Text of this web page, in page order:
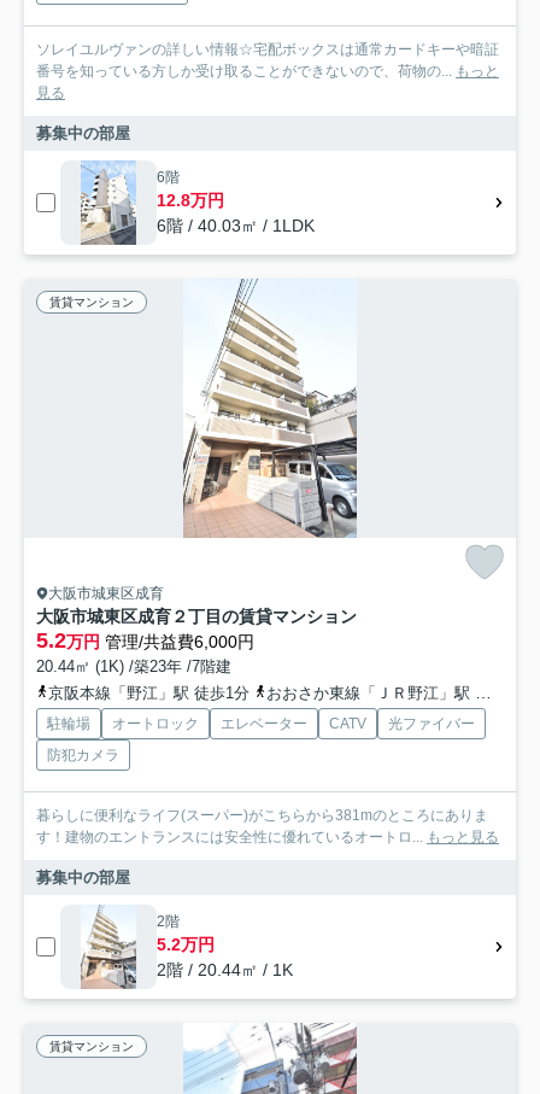
ソレイユルヴァンの詳しい情報☆宅配ボックスは通常カードキーや暗証
番号を知っている方しか受け取ることができないので、荷物の... もっと
見る
募集中の部屋
6階
12.8万円
6階 / 40.03㎡ / 1LDK
賃貸マンション
大阪市城東区成育
大阪市城東区成育２丁目の賃貸マンション
5.2万円 管理/共益費6,000円
20.44㎡ (1K) /築23年 /7階建
京阪本線「野江」駅 徒歩1分
おおさか東線「ＪＲ野江」駅 徒歩5分
駐輪場 オートロック エレベーター CATV
光ファイバー
防犯カメラ
暮らしに便利なライフ(スーパー)がこちらから381mのところにありま
す！建物のエントランスには安全性に優れているオートロ... もっと見る
募集中の部屋
2階
5.2万円
2階 / 20.44㎡ / 1K
賃貸マンション